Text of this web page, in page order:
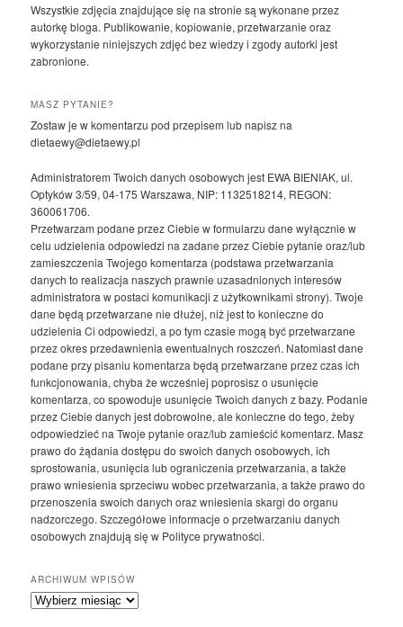
Wszystkie zdjęcia znajdujące się na stronie są wykonane przez
autorkę bloga. Publikowanie, kopiowanie, przetwarzanie oraz
wykorzystanie niniejszych zdjęć bez wiedzy i zgody autorki jest
zabronione.
MASZ PYTANIE?
Zostaw je w komentarzu pod przepisem lub napisz na
dietaewy@dietaewy.pl
Administratorem Twoich danych osobowych jest EWA BIENIAK, ul.
Optyków 3/59, 04-175 Warszawa, NIP: 1132518214, REGON:
360061706.
Przetwarzam podane przez Ciebie w formularzu dane wyłącznie w
celu udzielenia odpowiedzi na zadane przez Ciebie pytanie oraz/lub
zamieszczenia Twojego komentarza (podstawa przetwarzania
danych to realizacja naszych prawnie uzasadnionych interesów
administratora w postaci komunikacji z użytkownikami strony). Twoje
dane będą przetwarzane nie dłużej, niż jest to konieczne do
udzielenia Ci odpowiedzi, a po tym czasie mogą być przetwarzane
przez okres przedawnienia ewentualnych roszczeń. Natomiast dane
podane przy pisaniu komentarza będą przetwarzane przez czas ich
funkcjonowania, chyba że wcześniej poprosisz o usunięcie
komentarza, co spowoduje usunięcie Twoich danych z bazy. Podanie
przez Ciebie danych jest dobrowolne, ale konieczne do tego, żeby
odpowiedzieć na Twoje pytanie oraz/lub zamieścić komentarz. Masz
prawo do żądania dostępu do swoich danych osobowych, ich
sprostowania, usunięcia lub ograniczenia przetwarzania, a także
prawo wniesienia sprzeciwu wobec przetwarzania, a także prawo do
przenoszenia swoich danych oraz wniesienia skargi do organu
nadzorczego. Szczegółowe informacje o przetwarzaniu danych
osobowych znajdują się w Polityce prywatności.
ARCHIWUM WPISÓW
Archiwum